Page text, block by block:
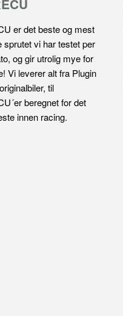
er det beste og mest
sprutet vi har testet per
og gir utrolig mye for
Vi leverer alt fra Plugin
til
beregnet for det
innen racing.